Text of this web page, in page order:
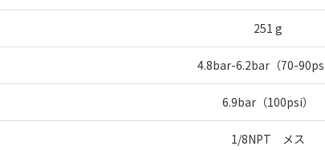
251 g
4.8bar-6.2bar（70-
6.9bar（100psi）
1/8NPT メス